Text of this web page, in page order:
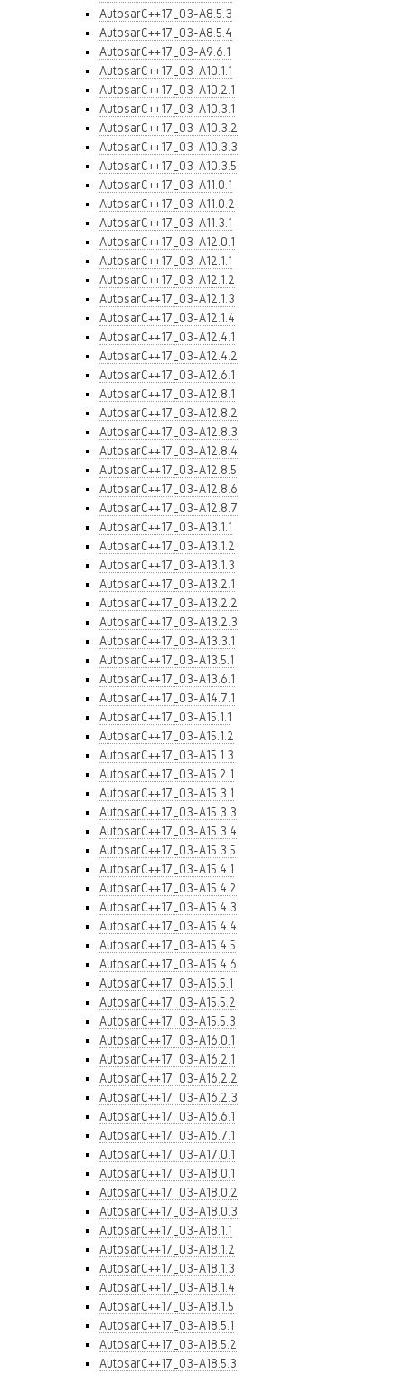
AutosarC++17_03-A8.5.3
AutosarC++17_03-A8.5.4
AutosarC++17_03-A9.6.1
AutosarC++17_03-A10.1.1
AutosarC++17_03-A10.2.1
AutosarC++17_03-A10.3.1
AutosarC++17_03-A10.3.2
AutosarC++17_03-A10.3.3
AutosarC++17_03-A10.3.5
AutosarC++17_03-A11.0.1
AutosarC++17_03-A11.0.2
AutosarC++17_03-A11.3.1
AutosarC++17_03-A12.0.1
AutosarC++17_03-A12.1.1
AutosarC++17_03-A12.1.2
AutosarC++17_03-A12.1.3
AutosarC++17_03-A12.1.4
AutosarC++17_03-A12.4.1
AutosarC++17_03-A12.4.2
AutosarC++17_03-A12.6.1
AutosarC++17_03-A12.8.1
AutosarC++17_03-A12.8.2
AutosarC++17_03-A12.8.3
AutosarC++17_03-A12.8.4
AutosarC++17_03-A12.8.5
AutosarC++17_03-A12.8.6
AutosarC++17_03-A12.8.7
AutosarC++17_03-A13.1.1
AutosarC++17_03-A13.1.2
AutosarC++17_03-A13.1.3
AutosarC++17_03-A13.2.1
AutosarC++17_03-A13.2.2
AutosarC++17_03-A13.2.3
AutosarC++17_03-A13.3.1
AutosarC++17_03-A13.5.1
AutosarC++17_03-A13.6.1
AutosarC++17_03-A14.7.1
AutosarC++17_03-A15.1.1
AutosarC++17_03-A15.1.2
AutosarC++17_03-A15.1.3
AutosarC++17_03-A15.2.1
AutosarC++17_03-A15.3.1
AutosarC++17_03-A15.3.3
AutosarC++17_03-A15.3.4
AutosarC++17_03-A15.3.5
AutosarC++17_03-A15.4.1
AutosarC++17_03-A15.4.2
AutosarC++17_03-A15.4.3
AutosarC++17_03-A15.4.4
AutosarC++17_03-A15.4.5
AutosarC++17_03-A15.4.6
AutosarC++17_03-A15.5.1
AutosarC++17_03-A15.5.2
AutosarC++17_03-A15.5.3
AutosarC++17_03-A16.0.1
AutosarC++17_03-A16.2.1
AutosarC++17_03-A16.2.2
AutosarC++17_03-A16.2.3
AutosarC++17_03-A16.6.1
AutosarC++17_03-A16.7.1
AutosarC++17_03-A17.0.1
AutosarC++17_03-A18.0.1
AutosarC++17_03-A18.0.2
AutosarC++17_03-A18.0.3
AutosarC++17_03-A18.1.1
AutosarC++17_03-A18.1.2
AutosarC++17_03-A18.1.3
AutosarC++17_03-A18.1.4
AutosarC++17_03-A18.1.5
AutosarC++17_03-A18.5.1
AutosarC++17_03-A18.5.2
AutosarC++17_03-A18.5.3